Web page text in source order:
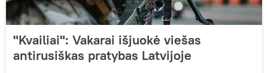
"Kvailiai": Vakarai išjuokė viešas
antirusiškas pratybas Latvijoje